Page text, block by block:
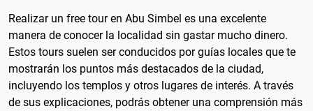
Realizar un free tour en Abu Simbel es una excelente
manera de conocer la localidad sin gastar mucho dinero.
Estos tours suelen ser conducidos por guías locales que te
mostrarán los puntos más destacados de la ciudad,
incluyendo los templos y otros lugares de interés. A través
de sus explicaciones, podrás obtener una comprensión más